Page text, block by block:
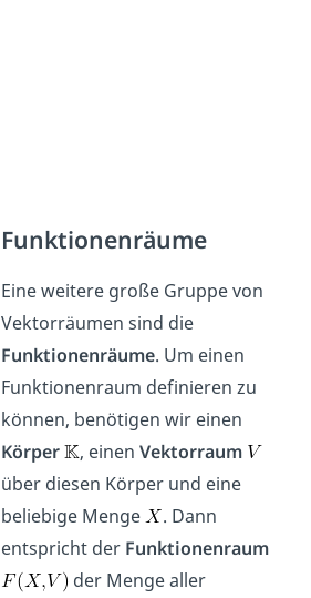
Funktionenräume
Eine weitere große Gruppe von
Vektorräumen sind die
Funktionenräume. Um einen
Funktionenraum definieren zu
können, benötigen wir einen
Körper
, einen Vektorraum
über diesen Körper und eine
beliebige Menge
. Dann
entspricht derFunktionenraum
der Menge aller